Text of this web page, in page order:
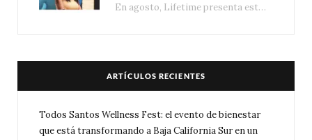
En agosto, Lifetime presenta estrenos exclusivos con historias donde las apariencias esconden los secretos más…
ARTÍCULOS RECIENTES
Todos Santos Wellness Fest: el evento de bienestar
que está transformando a Baja California Sur en un